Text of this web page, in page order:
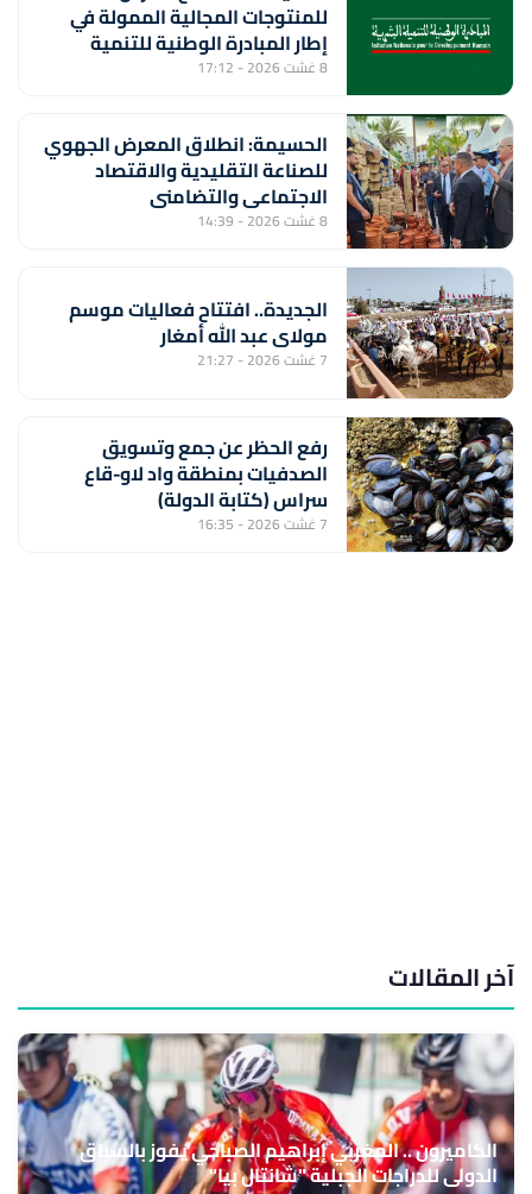
للمنتوجات المجالية الممولة في
إطار المبادرة الوطنية للتنمية
البشرية
8 غشت 2026 - 17:12
الحسيمة: انطلاق المعرض الجهوي
للصناعة التقليدية والاقتصاد
الاجتماعي والتضامني
8 غشت 2026 - 14:39
الجديدة.. افتتاح فعاليات موسم
مولاي عبد الله أمغار
7 غشت 2026 - 21:27
رفع الحظر عن جمع وتسويق
الصدفيات بمنطقة واد لاو-قاع
سراس (كتابة الدولة)
7 غشت 2026 - 16:35
آخر المقالات
الكاميرون .. المغربي إبراهيم الصباحي يفوز بالسباق
الدولي للدراجات الجبلية "شانتال بيا"